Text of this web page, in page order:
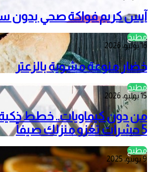
آيس كريم فواكة صحي بدون
مطبخ
16 يوليو، 2026
خضار منوعة مشوية بالزعتر
مطبخ
15 يوليو، 2026
من دون كيماويات.. خطط
5 حشرات تغزو منزلك صيفاً
مطبخ
9 يونيو، 2025